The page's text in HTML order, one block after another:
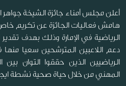
أعلن مجلس أمناء جائزة الشيخة
هامش فعاليات الجائزة عن تكريم خاص
الرياضية في الإمارة وذلك بهدف تقدير
دعم اللاعبين المترشحين سعيا
الرياضيين الذين حققوا التوان بين
المهني من خلال حياة صحية نشطة